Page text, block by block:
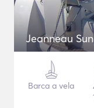
Jeanneau
Barca a vela